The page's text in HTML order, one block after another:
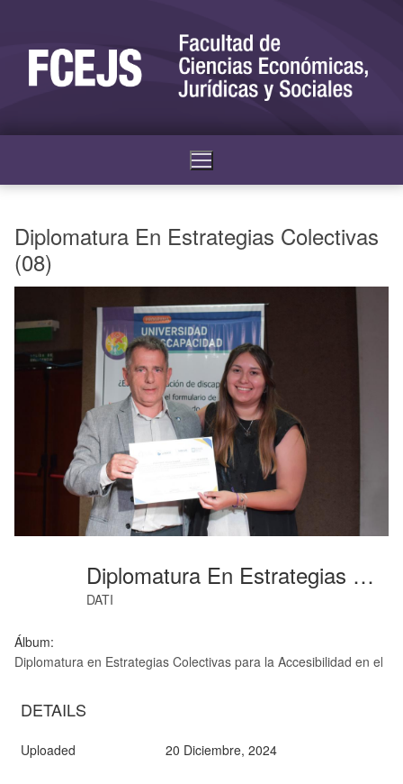
Diplomatura En Estrategias Colectivas
(08)
Diplomatura En Estrategias Colectivas (08)
DATI
Álbum:
Diplomatura en Estrategias Colectivas para la Accesibilidad en el
DETAILS
Uploaded 20 Diciembre, 2024